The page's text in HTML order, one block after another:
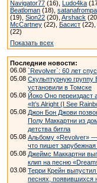
Navigator77 (16), Ludo4ka
Beatloman (18),
(19), Sion22 (20), Arshack
McCartney (22), Басист (22),
(22)
Показать всех
Последние новости:
06.08 `Revolver`: 60 лет
05.08 Скульптурную группу
установили в Томске
05.08 Йоко Оно переиздаст
«It’s Alright (I See
05.08 Джон Бон Джови
Полу Маккартни из
детства битла
05.08 Альбому «Revolver» —
что пишет
05.08 Джеймс Маккартни
клип на песню
03.08 Терри Крейн выпустил
песнях, появившихся